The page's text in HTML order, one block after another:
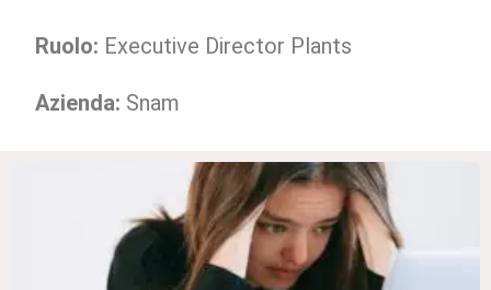
Ruolo: Executive Director Plants
Azienda: Snam